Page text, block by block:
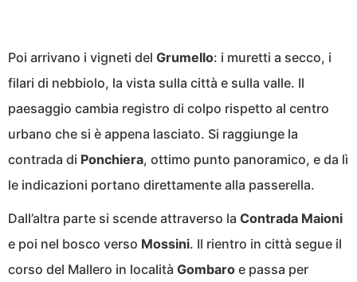
Poi arrivano i vigneti del Grumello: i muretti a secco, i
filari di nebbiolo, la vista sulla città e sulla valle. Il
paesaggio cambia registro di colpo rispetto al centro
urbano che si è appena lasciato. Si raggiunge la
contrada di Ponchiera, ottimo punto panoramico, e da lì
le indicazioni portano direttamente alla passerella.
Dall’altra parte si scende attraverso la Contrada Maioni
e poi nel bosco verso Mossini. Il rientro in città segue il
corso del Mallero in località Gombaro e passa per